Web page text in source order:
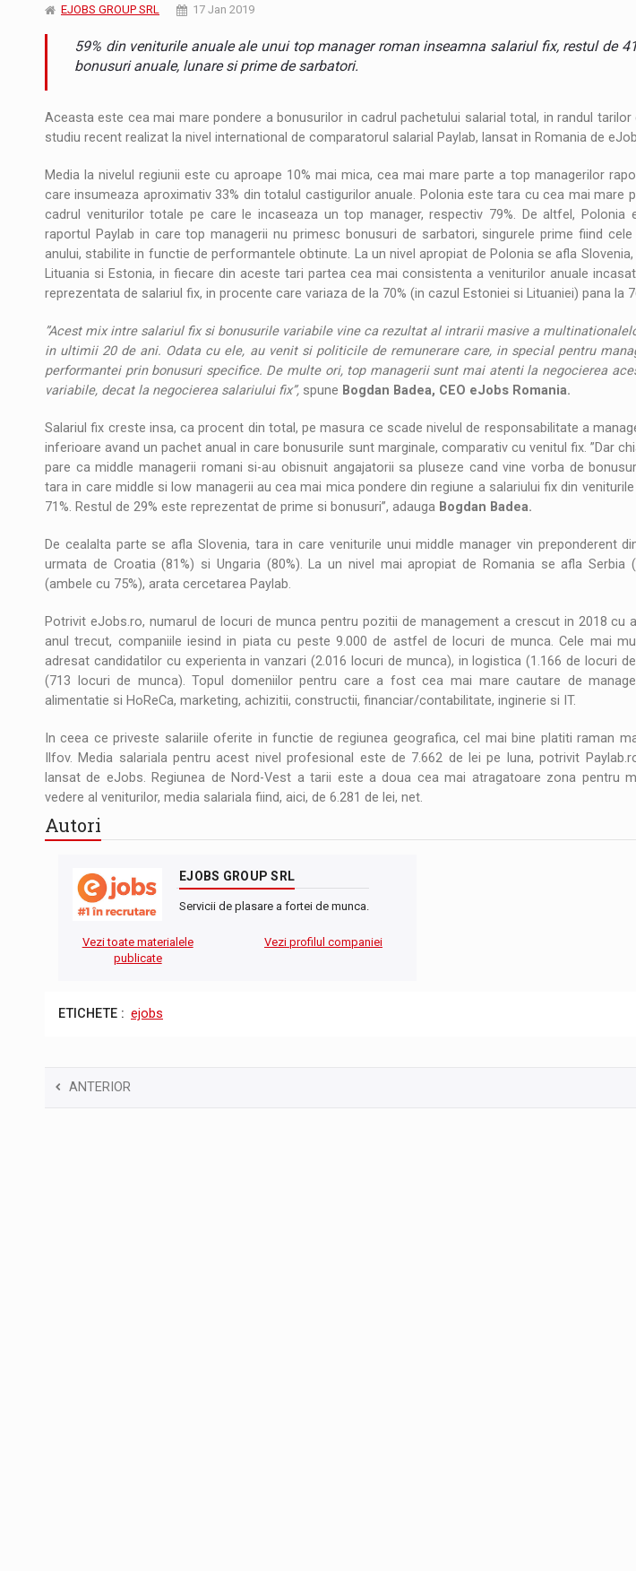
STIRI Noul Mercedes-Benz VLE este acum disponibil pentru comanda intr-o gama
STIRI JAECOO 5 SHS-H a ajuns in Romania
EJOBS GROUP SRL 17 Jan 2019
59% din veniturile anuale ale unui top manager roman inseamna salariul fix, restul de
bonusuri anuale, lunare si prime de sarbatori.
Aceasta este cea mai mare pondere a bonusurilor in cadrul pachetului salarial total, in randul tarilor
studiu recent realizat la nivel international de comparatorul salarial Paylab, lansat in Romania de
Media la nivelul regiunii este cu aproape 10% mai mica, cea mai mare parte a top managerilor
care insumeaza aproximativ 33% din totalul castigurilor anuale. Polonia este tara cu cea mai mare
cadrul veniturilor totale pe care le incaseaza un top manager, respectiv 79%. De altfel, Polonia
raportul Paylab in care top managerii nu primesc bonusuri de sarbatori, singurele prime fiind cele
anului, stabilite in functie de performantele obtinute. La un nivel apropiat de Polonia se afla Slovenia,
Lituania si Estonia, in fiecare din aceste tari partea cea mai consistenta a veniturilor anuale
reprezentata de salariul fix, in procente care variaza de la 70% (in cazul Estoniei si Lituaniei) pana la
”Acest mix intre salariul fix si bonusurile variabile vine ca rezultat al intrarii masive a
in ultimii 20 de ani. Odata cu ele, au venit si politicile de remunerare care, in special pentru
performantei prin bonusuri specifice. De multe ori, top managerii sunt mai atenti la negocierea
variabile, decat la negocierea salariului fix”, spune Bogdan Badea, CEO eJobs Romania.
Salariul fix creste insa, ca procent din total, pe masura ce scade nivelul de responsabilitate a
inferioare avand un pachet anual in care bonusurile sunt marginale, comparativ cu venitul fix. ”Dar
pare ca middle managerii romani si-au obisnuit angajatorii sa pluseze cand vine vorba de
tara in care middle si low managerii au cea mai mica pondere din regiune a salariului fix din
71%. Restul de 29% este reprezentat de prime si bonusuri”, adauga Bogdan Badea.
De cealalta parte se afla Slovenia, tara in care veniturile unui middle manager vin preponderent
urmata de Croatia (81%) si Ungaria (80%). La un nivel mai apropiat de Romania se afla Serbia
(ambele cu 75%), arata cercetarea Paylab.
Potrivit eJobs.ro, numarul de locuri de munca pentru pozitii de management a crescut in 2018 cu
anul trecut, companiile iesind in piata cu peste 9.000 de astfel de locuri de munca. Cele mai
adresat candidatilor cu experienta in vanzari (2.016 locuri de munca), in logistica (1.166 de locuri
(713 locuri de munca). Topul domeniilor pentru care a fost cea mai mare cautare de
alimentatie si HoReCa, marketing, achizitii, constructii, financiar/contabilitate, inginerie si IT.
In ceea ce priveste salariile oferite in functie de regiunea geografica, cel mai bine platiti raman
Ilfov. Media salariala pentru acest nivel profesional este de 7.662 de lei pe luna, potrivit
lansat de eJobs. Regiunea de Nord-Vest a tarii este a doua cea mai atragatoare zona pentru
vedere al veniturilor, media salariala fiind, aici, de 6.281 de lei, net.
Autori
EJOBS GROUP SRL
Servicii de plasare a fortei de munca.
Vezi toate materialele
publicate
Vezi profilul companiei
ETICHETE : ejobs
ANTERIOR